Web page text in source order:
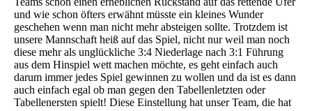
und wie schon öfters erwähnt müsste ein kleines Wunder
geschehen wenn man nicht mehr absteigen sollte. Trotzdem ist
unsere Mannschaft heiß auf das Spiel, nicht nur weil man noch
diese mehr als unglückliche 3:4 Niederlage nach 3:1 Führung
aus dem Hinspiel wett machen möchte, es geht einfach auch
darum immer jedes Spiel gewinnen zu wollen und da ist es dann
auch einfach egal ob man gegen den Tabellenletzten oder
Tabellenersten spielt! Diese Einstellung hat unser Team, die hat